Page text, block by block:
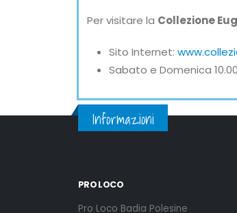
Per visitare la Collezione
Sito Internet:
Sabato e Domenica
Informazioni
PRO LOCO
Pro Loco Badia Polesine